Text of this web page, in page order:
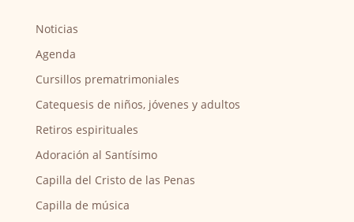
Noticias
Agenda
Cursillos prematrimoniales
Catequesis de niños, jóvenes y adultos
Retiros espirituales
Adoración al Santísimo
Capilla del Cristo de las Penas
Capilla de música